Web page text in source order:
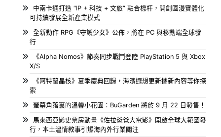
中南卡通打造 “IP + 科技 + 文旅” 融合標杆，開創國漫實體化
可持續發展全新產業模式
全新動作 RPG《守護少女》公佈，將在 PC 與移動端全球發
行
《Alpha Nomos》節奏同步戰鬥登陸 PlayStation 5 與 Xbox
X/S
《阿特蘭晶核》夏季慶典回歸，海濱遐想更新攜新內容等你探
索
螢幕角落裏的溫馨小花園：BuGarden 將於 9 月 22 日發售！
馬來西亞影史票房動畫《佐拉爸爸大電影》開啟全球大範圍發
行，本土溫情敘事引爆海內外行業關注